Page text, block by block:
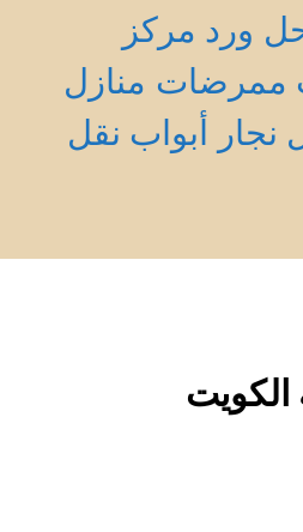
ورد مركز
ممرضات منازل
نجار أبواب نقل
الكويت